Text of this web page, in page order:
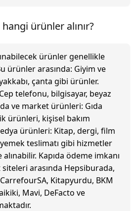
ürünler alınır?
ürünler genellikle
ürünler arasında: Giyim ve
çanta gibi ürünler.
telefonu, bilgisayar, beyaz
ve market ürünleri: Gıda
ürünleri, kişisel bakım
ürünleri: Kitap, dergi, film
teslimatı gibi hizmetler
Kapıda ödeme imkanı
arasında Hepsiburada,
Kitapyurdu, BKM
Mavi, DeFacto ve